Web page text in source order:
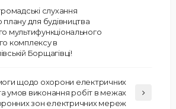
слухання
для будівництва
мультифункціонального
комплексу в
Борщагівці!
щодо охорони електричних
умов виконання робіт в межах
зон електричних мереж